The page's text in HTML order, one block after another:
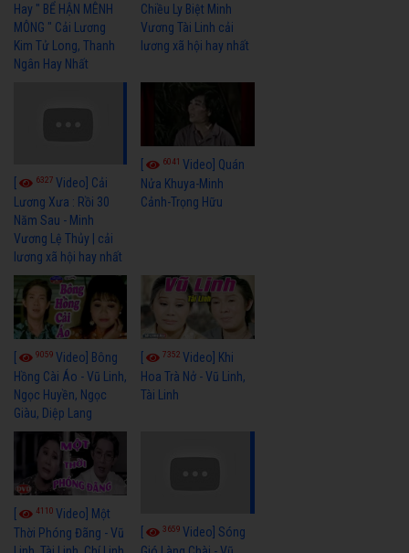
Hay " BỂ HẬN MÊNH
MÔNG " Cải Lương
Kim Tử Long, Thanh
Ngân Hay Nhất
Chiều Ly Biệt Minh
Vương Tài Linh cải
lương xã hội hay nhất
6327 Video] Cải
Lương Xưa : Rồi 30
Năm Sau - Minh
Vương Lệ Thủy | cải
lương xã hội hay nhất
6041Video] Quán
Nửa Khuya-Minh
Cảnh-Trọng Hữu
9059 Video] Bông
Hồng Cài Áo - Vũ Linh,
Ngọc Huyền, Ngọc
Giàu, Diệp Lang
7352Video] Khi
Hoa Trà Nở - Vũ Linh,
Tài Linh
4110 Video] Một
Thời Phóng Đãng - Vũ
3659Video] Sóng